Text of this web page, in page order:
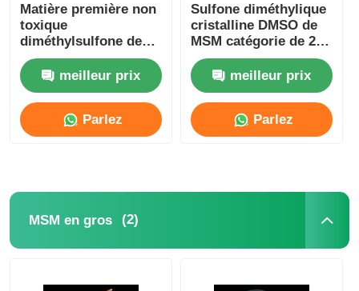
Visite de l'usine
Contrôle de la qualité
Demandez un devis
MSM Méthylsulfonylméthane
Sulfone diméthylique de MSM
Matière première non
toxique
diméthylsulfone de
grande pureté MSM
pour l'industrie
cosmétique
meilleur prix
Parlez
Sulfone diméthylique
cristalline DMSO de
MSM catégorie de 20 -
de 40 Mesh No Sulfur
Smell Foodmeilleur prix
Parlez
MSM en gros (2)